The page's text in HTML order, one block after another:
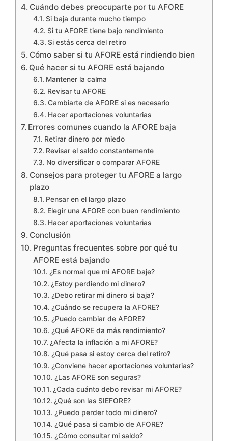
Cuándo debes preocuparte por tu AFORE
Si baja durante mucho tiempo
Si tu AFORE tiene bajo rendimiento
Si estás cerca del retiro
Cómo saber si tu AFORE está rindiendo bien
Qué hacer si tu AFORE está bajando
Mantener la calma
Revisar tu AFORE
Cambiarte de AFORE si es necesario
Hacer aportaciones voluntarias
Errores comunes cuando la AFORE baja
Retirar dinero por miedo
Revisar el saldo constantemente
No diversificar o comparar AFORE
Consejos para proteger tu AFORE a largo
plazo
Pensar en el largo plazo
Elegir una AFORE con buen rendimiento
Hacer aportaciones voluntarias
Conclusión
Preguntas frecuentes sobre por qué tu
AFORE está bajando
¿Es normal que mi AFORE baje?
¿Estoy perdiendo mi dinero?
¿Debo retirar mi dinero si baja?
¿Cuándo se recupera la AFORE?
¿Puedo cambiar de AFORE?
¿Qué AFORE da más rendimiento?
¿Afecta la inflación a mi AFORE?
¿Qué pasa si estoy cerca del retiro?
¿Conviene hacer aportaciones voluntarias?
¿Las AFORE son seguras?
¿Cada cuánto debo revisar mi AFORE?
¿Qué son las SIEFORE?
¿Puedo perder todo mi dinero?
¿Qué pasa si cambio de AFORE?
¿Cómo consultar mi saldo?